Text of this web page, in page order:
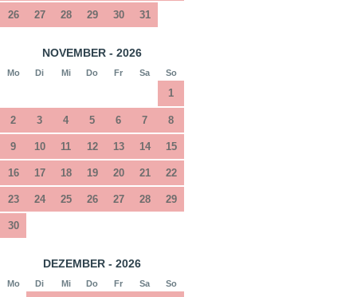
26 27 28 29 30 31
NOVEMBER - 2026
Mo Di Mi Do Fr Sa So
1
2 3 4 5 6 7 8
9 10 11 12 13 14 15
16 17 18 19 20 21 22
23 24 25 26 27 28 29
30
DEZEMBER - 2026
Mo Di Mi Do Fr Sa So